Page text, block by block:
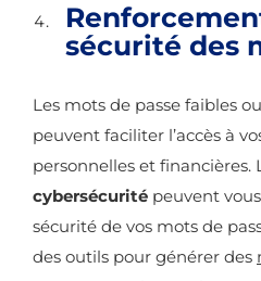
sécurité des
Les mots de passe faibles
peuvent faciliter l’accès à
personnelles et financières.
cybersécurité peuvent
sécurité de vos mots de
des outils pour générer des